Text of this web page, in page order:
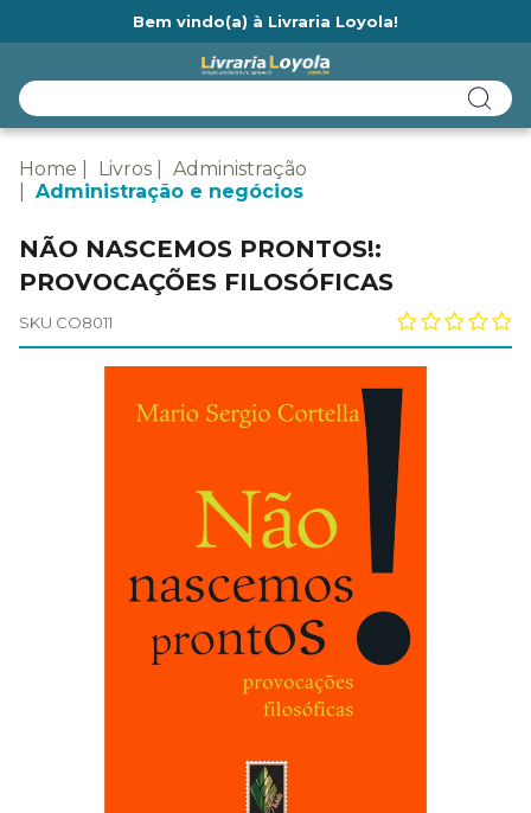
Bem vindo(a) à Livraria Loyola!
Home Livros
Administração
Administração e negócios
NÃO NASCEMOS PRONTOS!:
PROVOCAÇÕES FILOSÓFICAS
SKU CO8011